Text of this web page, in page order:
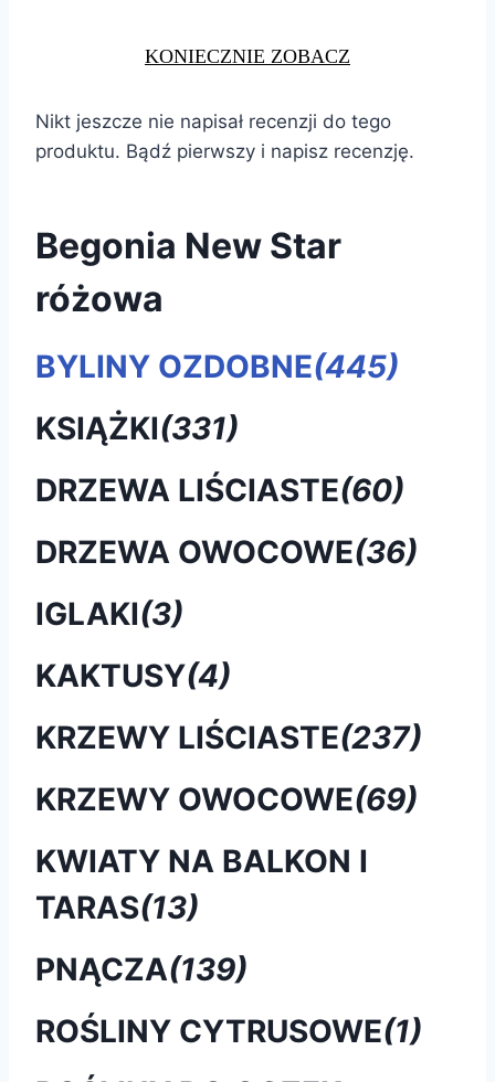
KONIECZNIE ZOBACZ
Nikt jeszcze nie napisał recenzji do tego
produktu. Bądź pierwszy i napisz recenzję.
Begonia New Star
różowa
BYLINY OZDOBNE(445)
KSIĄŻKI(331)
DRZEWA LIŚCIASTE(60)
DRZEWA OWOCOWE(36)
IGLAKI(3)
KAKTUSY(4)
KRZEWY LIŚCIASTE(237)
KRZEWY OWOCOWE(69)
KWIATY NA BALKON I
TARAS(13)
PNĄCZA(139)
ROŚLINY CYTRUSOWE(1)